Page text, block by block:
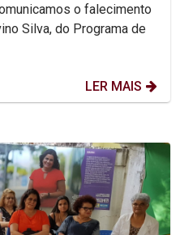
o falecimento
Silva, do Programa de
LER MAIS